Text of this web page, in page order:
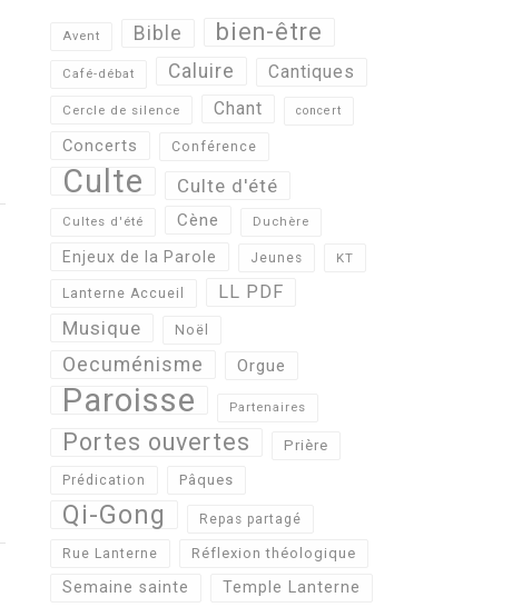
Avent Bible bien-être
Café-débat Caluire Cantiques
Cercle de silence Chant concert
Concerts Conférence
Culte Culte d'été
Cultes d'été Cène Duchère
Enjeux de la Parole Jeunes KT
Lanterne Accueil LL PDF
Musique Noël
Oecuménisme Orgue
Paroisse Partenaires
Portes ouvertes Prière
Prédication Pâques
Qi-Gong Repas partagé
Rue Lanterne Réflexion théologique
Semaine sainte Temple Lanterne